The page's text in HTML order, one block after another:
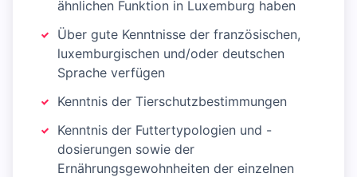
ähnlichen Funktion in Luxemburg haben
Über gute Kenntnisse der französischen,
luxemburgischen und/oder deutschen
Sprache verfügen
Kenntnis der Tierschutzbestimmungen
Kenntnis der Futtertypologien und -
dosierungen sowie der
Ernährungsgewohnheiten der einzelnen